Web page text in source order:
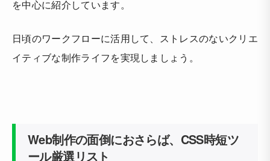
を中心に紹介しています。
日頃のワークフローに活用して、ストレスのないクリエ
イティブな制作ライフを実現しましょう。
Web制作の面倒におさらば、CSS時短ツ
ール厳選リスト